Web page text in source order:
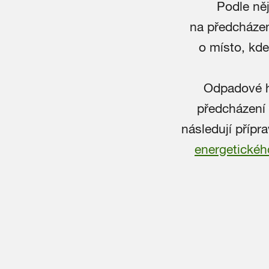
Podle
na
o místo,
Odpadové
následují